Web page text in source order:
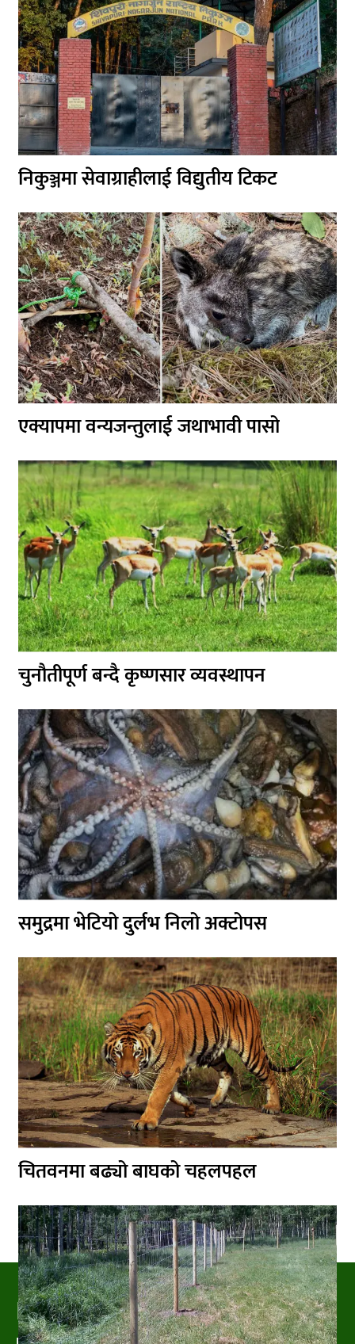
निकुञ्जमा सेवाग्राहीलाई विद्युतीय टिकट
एक्यापमा वन्यजन्तुलाई जथाभावी पासो
चुनौतीपूर्ण बन्दै कृष्णसार व्यवस्थापन
समुद्रमा भेटियो दुर्लभ निलो अक्टोपस
चितवनमा बढ्यो बाघको चहलपहल
PRAKRITIPRESS